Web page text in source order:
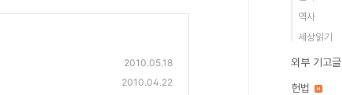
2010.05.18
2010.04.22
역사
세상읽기
외부 기고글
헌법